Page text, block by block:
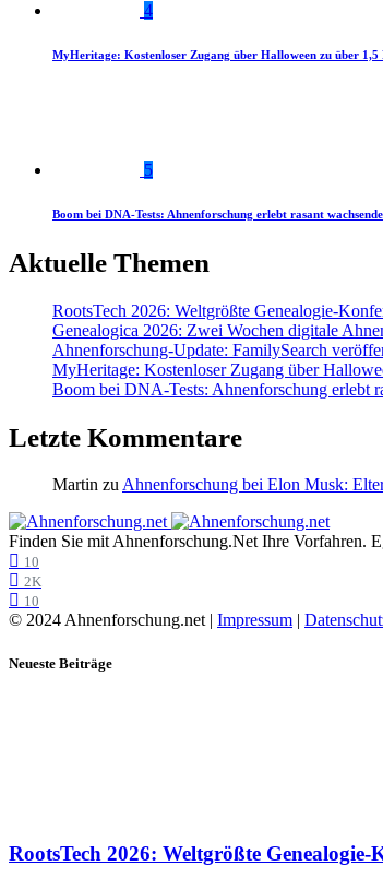
4
MyHeritage: Kostenloser Zugang über Halloween zu über
5
Boom bei DNA-Tests: Ahnenforschung erlebt rasant
Aktuelle Themen
RootsTech 2026: Weltgrößte Genealogie-
Genealogica 2026: Zwei Wochen digitale
Ahnenforschung-Update: FamilySearch
MyHeritage: Kostenloser Zugang über
Boom bei DNA-Tests: Ahnenforschung erlebt
Letzte Kommentare
Martin zuAhnenforschung bei Elon Musk:
Finden Sie mit Ahnenforschung.Net Ihre Vorfahren.
10
2K
10
© 2024 Ahnenforschung.net | Impressum
Neueste Beiträge
RootsTech 2026: Weltgrößte